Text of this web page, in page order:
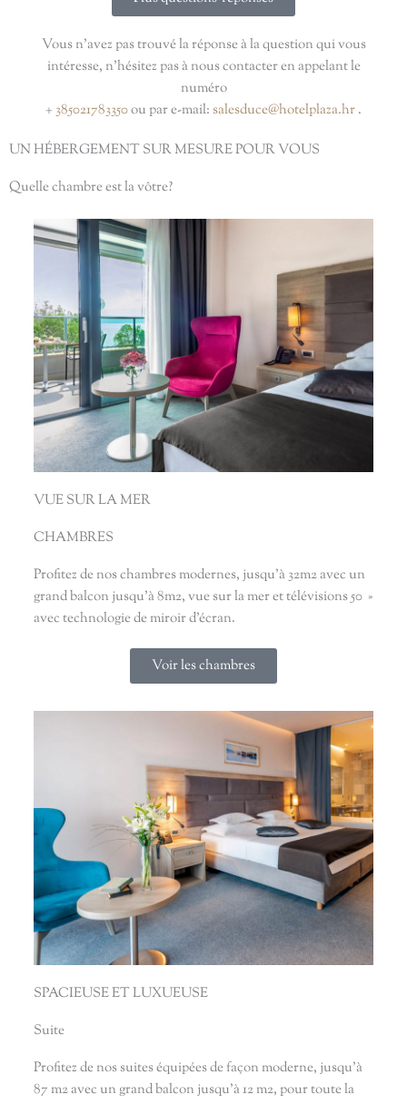
Vous n’avez pas trouvé la réponse à la question qui vous
intéresse, n’hésitez pas à nous contacter en appelant le
numéro
+385021783350ou par e-mail:salesduce@hotelplaza.hr.
UN HÉBERGEMENT SUR MESURE POUR VOUS
Quelle chambre est la vôtre?
VUE SUR LA MER
CHAMBRES
Profitez de nos chambres modernes, jusqu’à 32m2 avec un
grand balcon jusqu’à 8m2, vue sur la mer et télévisions 50 »
avec technologie de miroir d’écran.
Voir les chambres
SPACIEUSE ET LUXUEUSE
Suite
Profitez de nos suites équipées de façon moderne, jusqu’à
87 m2 avec un grand balcon jusqu’à 12 m2, pour toute la